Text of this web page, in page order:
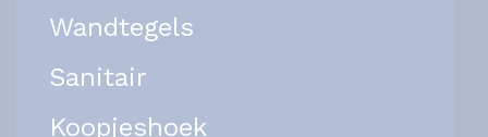
Wandtegels
Sanitair
Koopjeshoek